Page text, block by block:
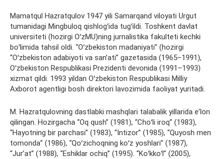
Mamatqul Hazratqulov 1947 yili Samarqand viloyati Urgut
tumanidagi Mingbuloq qishlogʻida tugʻildi. Toshkent davlat
universiteti (hozirgi OʻzMU)ning jurnalistika fakulteti kechki
boʻlimida tahsil oldi. “Oʻzbekiston madaniyati” (hozirgi
“Oʻzbekiston adabiyoti va sanʼati” gazetasida (1965–1991),
Oʻzbekiston Respublikasi Prezidenti devonida (1991–1993)
xizmat qildi. 1993 yildan Oʻzbekiston Respublikasi Milliy
Axborot agentligi bosh direktori lavozimida faoliyat yuritadi.
M. Hazratqulovning dastlabki mashqlari talabalik yillarida eʼlon
qilingan. Hozirgacha “Oq qush” (1981), “Choʻli iroq” (1983),
“Hayotning bir parchasi” (1983), “Intizor” (1985), “Quyosh men
tomonda” (1986), “Qoʻzichoqning koʻz yoshlari” (1987),
“Jurʼat” (1988), “Eshiklar ochiq” (1995). “Koʻkkoʻl” (2005),